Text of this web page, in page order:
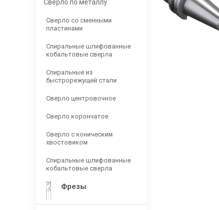
Сверло по металлу
Сверло со сменными
пластинами
Спиральные шлифованные
кобальтовые сверла
Спиральные из
быстрорежущей стали
Сверло центровочное
Сверло корончатое
Сверло с коническим
хвостовиком
Спиральные шлифованные
кобальтовые сверла
Фрезы